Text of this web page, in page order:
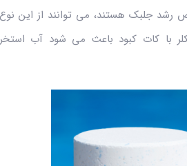
رشد جلبک هستند، می توانند از این
با کات کبود باعث می شود آب